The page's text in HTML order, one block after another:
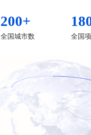
200+
全国城市数 全国